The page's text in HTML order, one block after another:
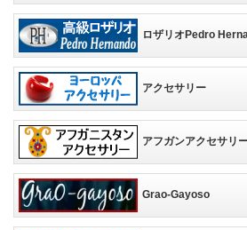
ロザリオPedro
アクセサリー
アフガンアクセサリ
Grao-Gayoso